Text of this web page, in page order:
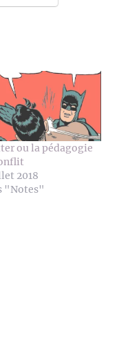
ou la pédagogie
2018
"Notes"